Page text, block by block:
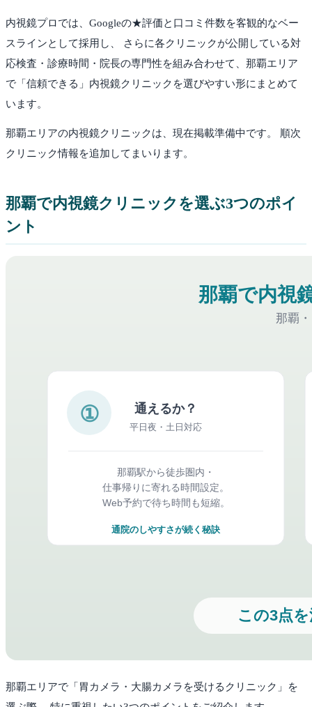
内視鏡プロでは、Googleの★評価と口コミ件数を客観的なベー
スラインとして採用し、 さらに各クリニックが公開している対
応検査・診療時間・院長の専門性を組み合わせて、 那覇エリア
で「信頼できる」内視鏡クリニックを選びやすい形にまとめて
います。
那覇エリアの内視鏡クリニックは、現在掲載準備中です。 順次
クリニック情報を追加してまいります。
那覇で内視鏡クリニックを選ぶ3つのポイ
ント
那覇エリアで「胃カメラ・大腸カメラを受けるクリニック」を